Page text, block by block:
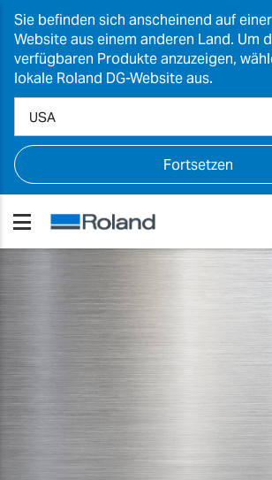
Sie befinden sich anscheinend auf
Website aus einem anderen Land. Um
verfügbaren Produkte anzuzeigen,
lokale Roland DG-Website aus.
Fortsetzen